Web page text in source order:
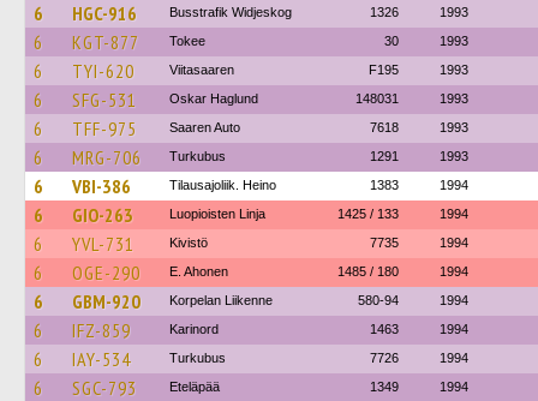
6 HGC-916 Busstrafik Widjeskog 1326 1993
6 KGT-877 Tokee 30 1993
6 TYI-620 Viitasaaren F195 1993
6 SFG-531 Oskar Haglund 148031 1993
6 TFF-975 Saaren Auto 7618 1993
6 MRG-706 Turkubus 1291 1993
6 VBI-386 Tilausajoliik. Heino 1383 1994
6 GIO-263 Luopioisten Linja 1425 / 133 1994
6 YVL-731 Kivistö 7735 1994
6 OGE-290 E. Ahonen 1485 / 180 1994
6 GBM-920 Korpelan Liikenne 580-94 1994
6 IFZ-859 Karinord 1463 1994
6 IAY-534 Turkubus 7726 1994
6 SGC-793 Eteläpää 1349 1994